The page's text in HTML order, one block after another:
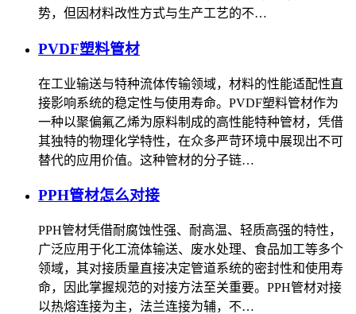
势，但因材料改性方式与生产工艺的不…
PVDF塑料管材
在工业输送与特种流体传输领域，材料的性能适配性直
接影响系统的稳定性与使用寿命。PVDF塑料管材作为
一种以聚偏氟乙烯为原料制成的高性能特种管材，凭借
其独特的物理化学特性，在众多严苛环境中展现出不可
替代的应用价值。这种管材的分子链…
PPH管材怎么对接
PPH管材凭借耐腐蚀性强、耐高温、轻质高强的特性，
广泛应用于化工流体输送、废水处理、食品加工等多个
领域，其对接质量直接决定管道系统的密封性和使用寿
命，因此掌握规范的对接方法至关重要。PPH管材对接
以热熔连接为主，法兰连接为辅，不…